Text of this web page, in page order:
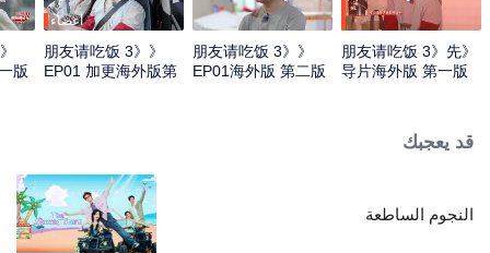
《朋友请吃饭 3》先
导片海外版 第一版
《朋友请吃饭 3》
EP01海外版 第二版
أعضاء
《朋友请吃饭 3》
EP01 加更海外版第
版
قد يعجبك
النجوم الساطعة